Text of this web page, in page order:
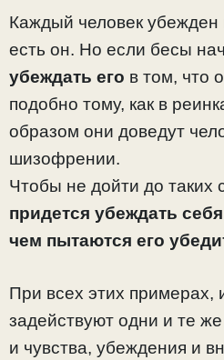
Каждый человек убежден
есть он. Но если бесы
убеждать его в том, что
подобно тому, как в
образом они доведут
шизофрении.
Чтобы не дойти до таких
придется убеждать
чем пытаются его
При всех этих примерах,
задействуют одни и те
и чувства, убеждения и